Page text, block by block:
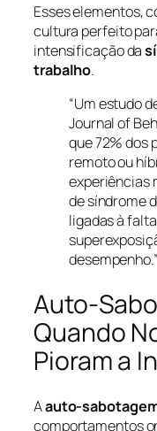
Esses elementos,
cultura perfeito
intensificação da
trabalho.
“Um estudo
Journal of
que 72% dos
remoto ou
experiências
de síndrome
ligadas à
desempenho.”
Auto-
Quando
Pioram a
Aauto-
comportamentos